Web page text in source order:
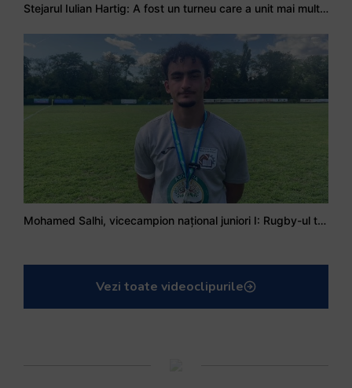
Stejarul Iulian Hartig: A fost un turneu care a unit mai mult echipa
Mohamed Salhi, vicecampion național juniori I: Rugby-ul te învață să accepți și înfrângerile
Vezi toate videoclipurile